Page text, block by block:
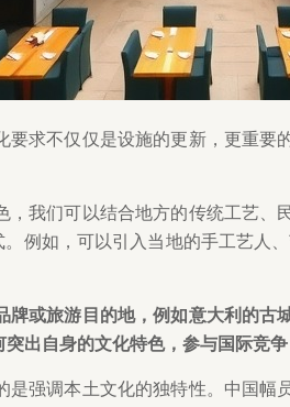
求不仅仅是设施的更新，更重
我们可以结合地方的传统工艺、
例如，可以引入当地的手工艺
或旅游目的地，例如意大利的
出自身的文化特色，参与国际竞争
强调本土文化的独特性。中国